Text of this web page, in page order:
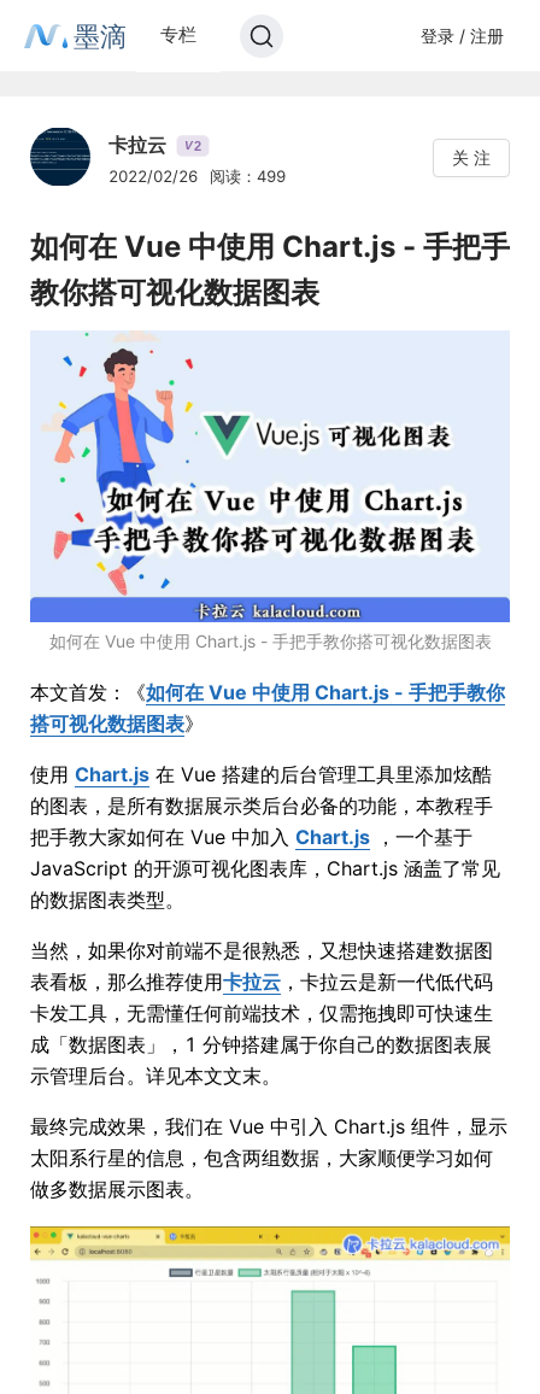
墨滴 专栏 登录 / 注册
卡拉云 V2
2022/02/26 阅读：499
关 注
如何在 Vue 中使用 Chart.js - 手把手
教你搭可视化数据图表
如何在 Vue 中使用 Chart.js - 手把手教你搭可视化数据图表
本文首发：《如何在 Vue 中使用 Chart.js - 手把手教你
搭可视化数据图表》
使用 Chart.js 在 Vue 搭建的后台管理工具里添加炫酷
的图表，是所有数据展示类后台必备的功能，本教程手
把手教大家如何在 Vue 中加入 Chart.js ，一个基于
JavaScript 的开源可视化图表库，Chart.js 涵盖了常见
的数据图表类型。
当然，如果你对前端不是很熟悉，又想快速搭建数据图
表看板，那么推荐使用卡拉云 ，卡拉云是新一代低代码
卡发工具，无需懂任何前端技术，仅需拖拽即可快速生
成「数据图表」，1 分钟搭建属于你自己的数据图表展
示管理后台。详见本文文末。
最终完成效果，我们在 Vue 中引入 Chart.js 组件，显示
太阳系行星的信息，包含两组数据，大家顺便学习如何
做多数据展示图表。